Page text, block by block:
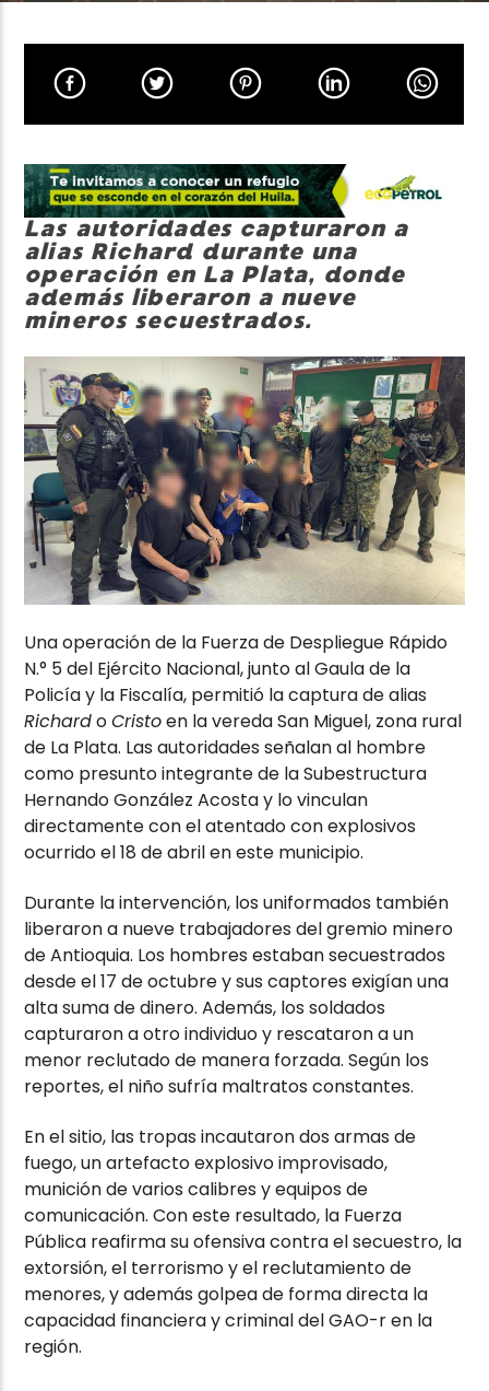
Las autoridades capturaron a
alias Richard durante una
operación en La Plata, donde
además liberaron a nueve
mineros secuestrados.
Una operación de la Fuerza de Despliegue Rápido
N.° 5 del Ejército Nacional, junto al Gaula de la
Policía y la Fiscalía, permitió la captura de alias
RichardoCristoen la vereda San Miguel, zona rural
de La Plata. Las autoridades señalan al hombre
como presunto integrante de la Subestructura
Hernando González Acosta y lo vinculan
directamente con el atentado con explosivos
ocurrido el 18 de abril en este municipio.
Durante la intervención, los uniformados también
liberaron a nueve trabajadores del gremio minero
de Antioquia. Los hombres estaban secuestrados
desde el 17 de octubre y sus captores exigían una
alta suma de dinero. Además, los soldados
capturaron a otro individuo y rescataron a un
menor reclutado de manera forzada. Según los
reportes, el niño sufría maltratos constantes.
En el sitio, las tropas incautaron dos armas de
fuego, un artefacto explosivo improvisado,
munición de varios calibres y equipos de
comunicación. Con este resultado, la Fuerza
Pública reafirma su ofensiva contra el secuestro, la
extorsión, el terrorismo y el reclutamiento de
menores, y además golpea de forma directa la
capacidad financiera y criminal del GAO-r en la
región.